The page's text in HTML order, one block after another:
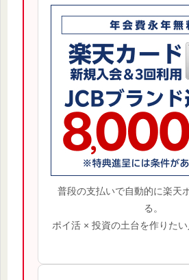
普段の支払いで自動的に楽天
る。
ポイ活 × 投資の土台を作りたい